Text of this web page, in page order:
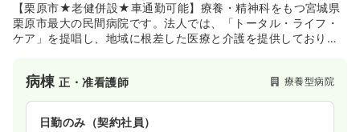
【栗原市★老健併設★車通勤可能】療養・精神科をもつ宮城県
栗原市最大の民間病院です。法人では、「トータル・ライフ・
ケア」を提唱し、地域に根差した医療と介護を提供しておりま
病棟正・准看護師 療養型病院
日勤のみ（契約社員）